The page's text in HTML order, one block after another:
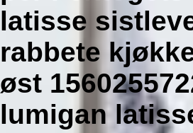
latisse
rabbete
øst
lumigan